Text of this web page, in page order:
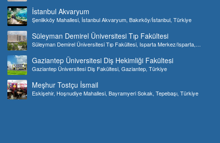
İstanbul Akvaryum
Şenlikköy Mahallesi, İstanbul Akvaryum, Bakırköy/İstanbul, Türkiye
Süleyman Demirel Üniversitesi Tıp Fakültesi
Süleyman Demirel Üniversitesi Tıp Fakültesi, Isparta Merkez/Isparta,
Gaziantep Üniversitesi Diş Hekimliği Fakültesi
Gaziantep Üniversitesi Diş Fakültesi, Gaziantep, Türkiye
Meşhur Tostçu İsmail
Eskişehir, Hoşnudiye Mahallesi, Bayramyeri Sokak, Tepebaşı, Türkiye